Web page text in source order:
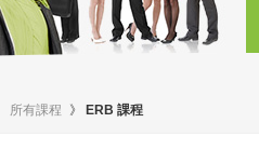
所有課程 》 ERB 課程